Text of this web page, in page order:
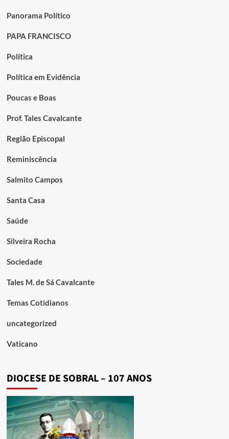
Panorama Político
PAPA FRANCISCO
Política
Política em Evidência
Poucas e Boas
Prof. Tales Cavalcante
Região Episcopal
Reminiscência
Salmito Campos
Santa Casa
Saúde
Silveira Rocha
Sociedade
Tales M. de Sá Cavalcante
Temas Cotidianos
uncategorized
Vaticano
DIOCESE DE SOBRAL – 107 ANOS